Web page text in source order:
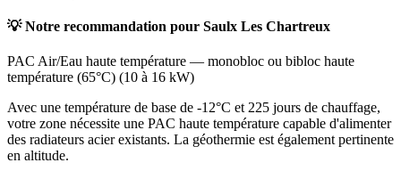
💡 Notre recommandation pour Saulx Les Chartreux
PAC Air/Eau haute température — monobloc ou bibloc haute
température (65°C) (10 à 16 kW)
Avec une température de base de -12°C et 225 jours de chauffage,
votre zone nécessite une PAC haute température capable d'alimenter
des radiateurs acier existants. La géothermie est également pertinente
en altitude.